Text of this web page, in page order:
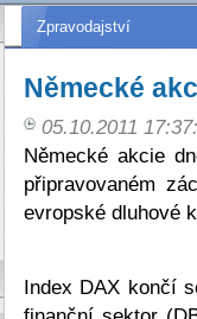
Zpravodajství
Německé
05.10.2011
Německé akcie
připravovaném
evropské dluhové
Index DAX končí